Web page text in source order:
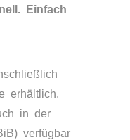
Einfach
erhältlich.
in der
verfügbar